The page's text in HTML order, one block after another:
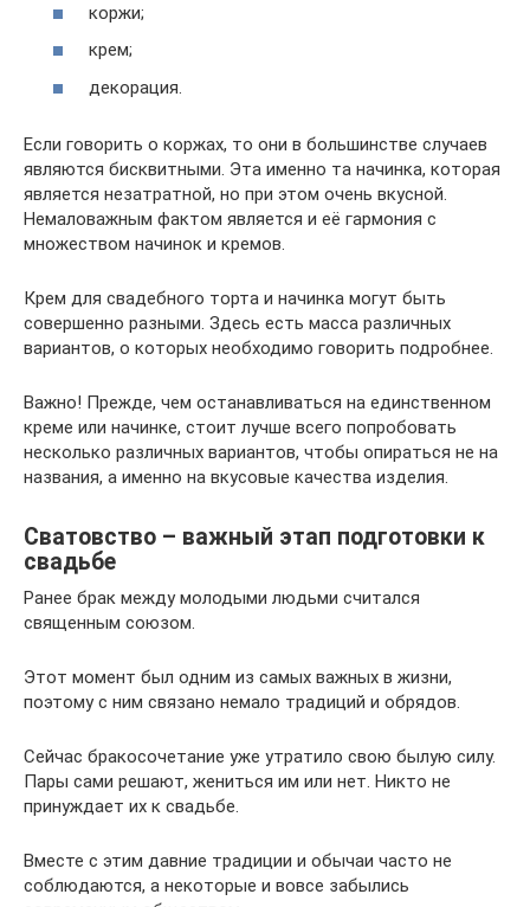
коржи;
крем;
декорация.
Если говорить о коржах, то они в большинстве случаев
являются бисквитными. Эта именно та начинка, которая
является незатратной, но при этом очень вкусной.
Немаловажным фактом является и её гармония с
множеством начинок и кремов.
Крем для свадебного торта и начинка могут быть
совершенно разными. Здесь есть масса различных
вариантов, о которых необходимо говорить подробнее.
Важно! Прежде, чем останавливаться на единственном
креме или начинке, стоит лучше всего попробовать
несколько различных вариантов, чтобы опираться не на
названия, а именно на вкусовые качества изделия.
Сватовство – важный этап подготовки к
свадьбе
Ранее брак между молодыми людьми считался
священным союзом.
Этот момент был одним из самых важных в жизни,
поэтому с ним связано немало традиций и обрядов.
Сейчас бракосочетание уже утратило свою былую силу.
Пары сами решают, жениться им или нет. Никто не
принуждает их к свадьбе.
Вместе с этим давние традиции и обычаи часто не
соблюдаются, а некоторые и вовсе забылись